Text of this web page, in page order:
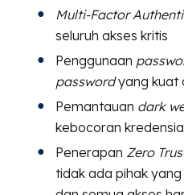
Multi-Factor
seluruh akses kritis
Penggunaan
passwordyang kuat
Pemantauan dark
kebocoran
Penerapan Zero
tidak ada pihak